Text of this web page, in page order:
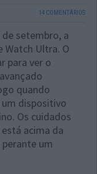
14 COMENTÁRIOS
setembro, a
Watch Ultra. O
para ver o
quando
um dispositivo
Os cuidados
acima da
um